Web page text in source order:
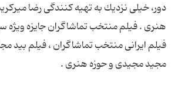
دور، خیلی نزدیك به تهیه كنندگی رضا
هنری . فیلم منتخب تماشاگران جایزه ویژه
فیلم ایرانی منتخب تماشاگران ، فیلم بید
مجید مجیدی و حوزه هنری .